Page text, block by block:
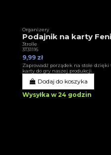
Organizery
Podajnik na karty
3trolle
3T31116
9,99 zł
Zaprowadź porządek na stole
karty do gry naszej produkcji.
Dodaj do koszyka
Wysyłka w 24 godzin